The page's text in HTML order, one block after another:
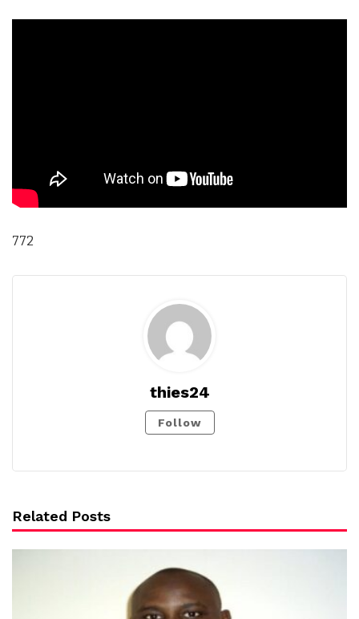
772
thies24
Follow
Related Posts